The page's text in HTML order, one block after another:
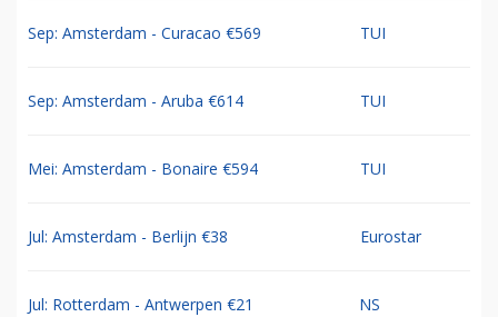
Sep: Amsterdam - Curacao €569 TUI
Sep: Amsterdam - Aruba €614 TUI
Mei: Amsterdam - Bonaire €594 TUI
Jul: Amsterdam - Berlijn €38 Eurostar
Jul: Rotterdam - Antwerpen €21 NS